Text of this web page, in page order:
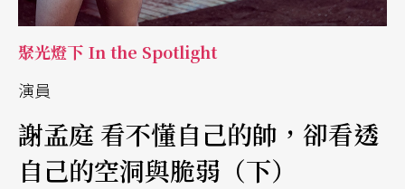
聚光燈下 In the Spotlight
演員
謝孟庭 看不懂自己的帥，卻看透
自己的空洞與脆弱（下）